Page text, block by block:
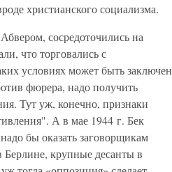
христианского социализма.
сосредоточились на
что торговались с
условиях может быть заключен
фюрера, надо получить
Тут уж, конечно, признаки
А в мае 1944 г. Бек
бы оказать заговорщикам
крупные десанты в